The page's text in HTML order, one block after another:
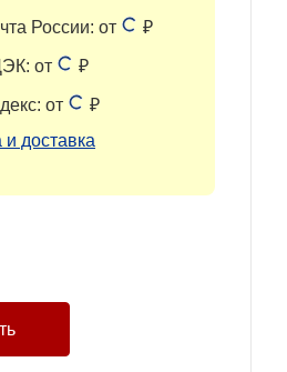
России: от ₽
от ₽
от
₽
доставка